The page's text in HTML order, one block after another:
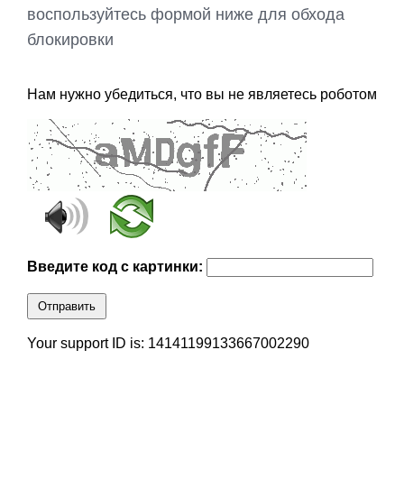
воспользуйтесь формой ниже для обхода
блокировки
Нам нужно убедиться, что вы не являетесь роботом
Введите код с картинки:
Отправить
Your support ID is: 14141199133667002290